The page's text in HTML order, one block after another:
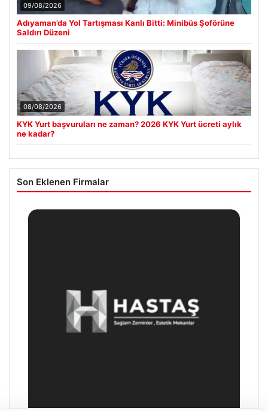
09/08/2026
Adıyaman’da Yol Tartışması Kanlı Bitti: Minibüs Şoförüne
Saldırı Düzeni
08/08/2026
KYK Yurt başvuruları ne zaman? 2026 KYK Yurt ücreti aylık
ne kadar?
Son Eklenen Firmalar